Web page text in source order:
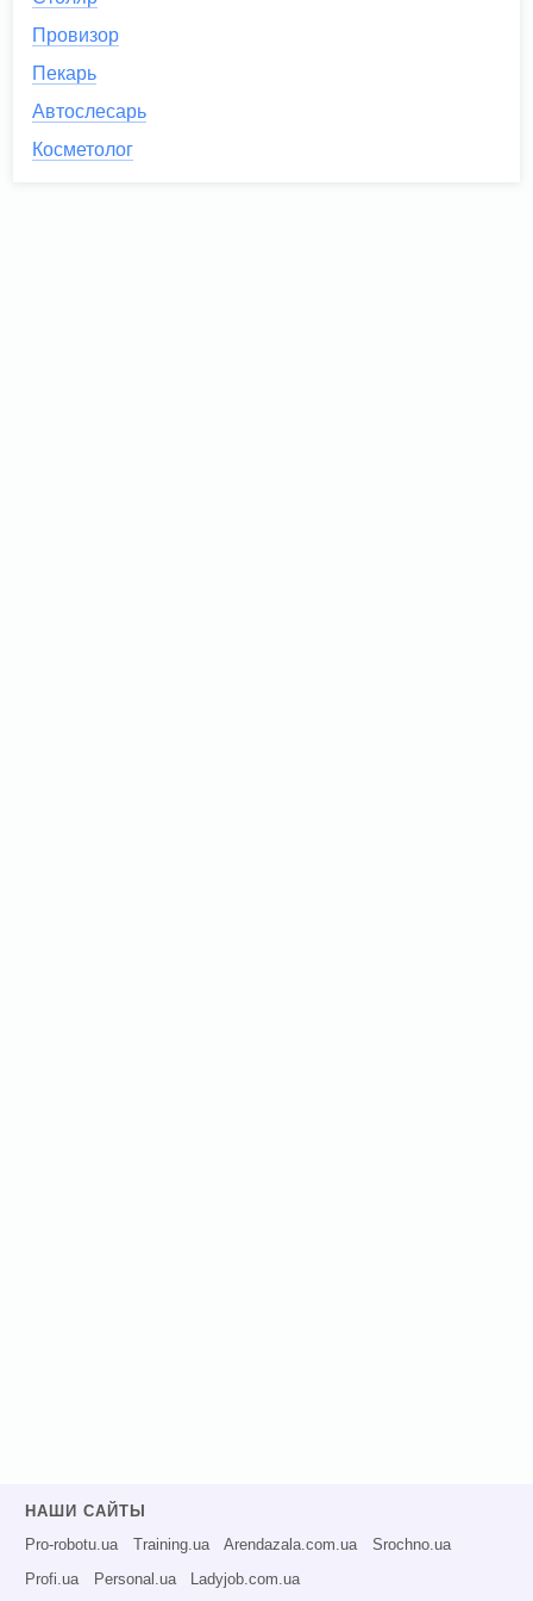
Провизор
Пекарь
Автослесарь
Косметолог
НАШИ САЙТЫ
Pro-robotu.ua Training.ua Arendazala.com.ua Srochno.ua
Profi.ua Personal.ua Ladyjob.com.ua